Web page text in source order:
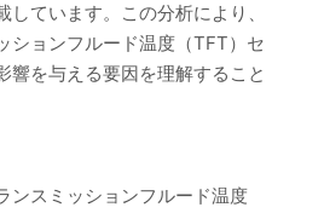
しています。この分析により、
ションフルード温度（TFT）セ
響を与える要因を理解すること
ンスミッションフルード温度